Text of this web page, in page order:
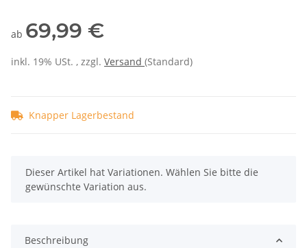
ab 69,99 €
inkl. 19% USt. , zzgl. Versand (Standard)
Knapper Lagerbestand
x
Dieser Artikel hat Variationen. Wählen Sie bitte die
gewünschte Variation aus.
Beschreibung